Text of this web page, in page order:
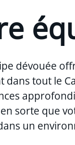
dévouée
dans tout le
sorte que
un